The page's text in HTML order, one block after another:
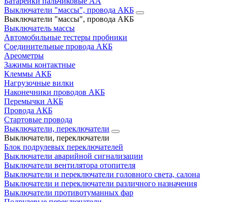
Выключатели "массы", провода АКБ
Выключатели "массы", провода АКБ
Выключатель массы
Автомобильные тестеры пробники
Соединительные провода АКБ
Ареометры
Зажимы контактные
Клеммы АКБ
Нагрузочные вилки
Наконечники проводов АКБ
Перемычки АКБ
Провода АКБ
Стартовые провода
Выключатели, переключатели
Выключатели, переключатели
Блок подрулевых переключателей
Выключатели аварийной сигнализации
Выключатели вентилятора отопителя
Выключатели и переключатели головного света, салона
Выключатели и переключатели различного назначения
Выключатели противотуманных фар